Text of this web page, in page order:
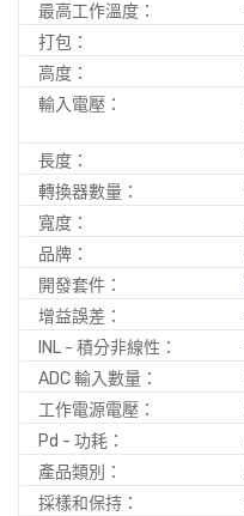
最高工作溫度：
打包：
高度：
輸入電壓：
長度：
轉換器數量：
寬度：
品牌：
開發套件：
增益誤差：
INL - 積分非線性：
ADC 輸入數量：
工作電源電壓：
Pd - 功耗：
產品類別：
採樣和保持：